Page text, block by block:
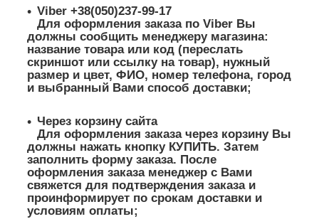
Viber +38(050)237-99-17
Для оформления заказа по Viber Вы
должны сообщить менеджеру магазина:
название товара или код (переслать
скриншот или ссылку на товар), нужный
размер и цвет, ФИО, номер телефона, город
и выбранный Вами способ доставки;
Через корзину сайта
Для оформления заказа через корзину Вы
должны нажать кнопку КУПИТЬ. Затем
заполнить форму заказа. После
оформления заказа менеджер с Вами
свяжется для подтверждения заказа и
проинформирует по срокам доставки и
условиям оплаты;